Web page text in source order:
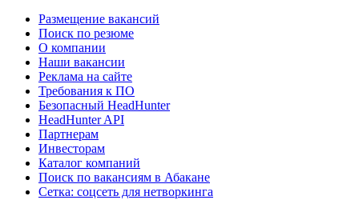
Размещение вакансий
Поиск по резюме
О компании
Наши вакансии
Реклама на сайте
Требования к ПО
Безопасный HeadHunter
HeadHunter API
Партнерам
Инвесторам
Каталог компаний
Поиск по вакансиям в Абакане
Сетка: соцсеть для нетворкинга